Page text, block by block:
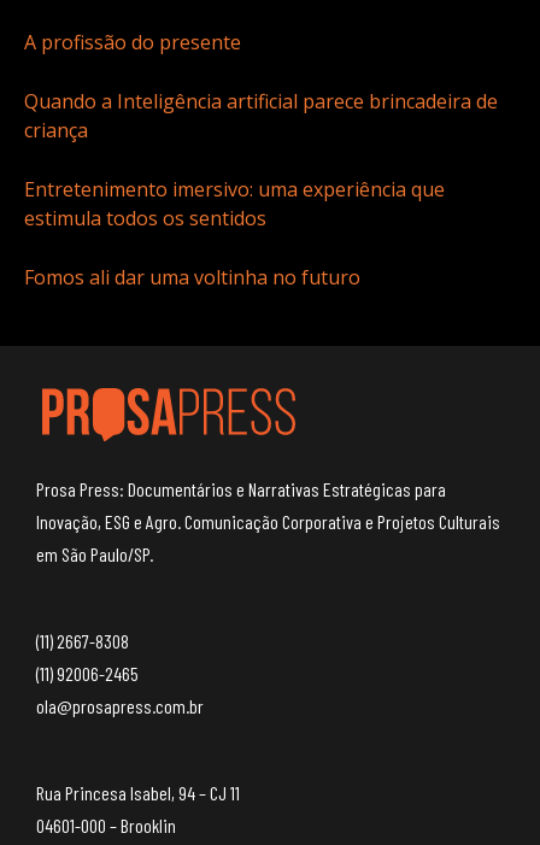
A profissão do presente
Quando a Inteligência artificial parece brincadeira de
criança
Entretenimento imersivo: uma experiência que
estimula todos os sentidos
Fomos ali dar uma voltinha no futuro
Prosa Press: Documentários e Narrativas Estratégicas para
Inovação, ESG e Agro. Comunicação Corporativa e Projetos Culturais
em São Paulo/SP.
(11) 2667-8308
(11) 92006-2465
ola@prosapress.com.br
Rua Princesa Isabel, 94 – CJ 11
04601-000 – Brooklin